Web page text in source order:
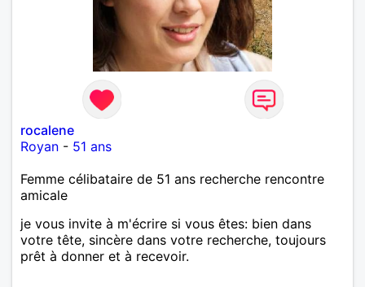
rocalene
Royan - 51 ans
Femme célibataire de 51 ans recherche rencontre
amicale
je vous invite à m'écrire si vous êtes: bien dans
votre tête, sincère dans votre recherche, toujours
prêt à donner et à recevoir.